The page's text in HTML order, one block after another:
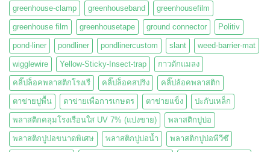
greenhouse-clamp greenhouseband greenhousefilm
greenhouse film greenhousetape ground connector Politiv
pond-liner pondliner pondlinercustom slant weed-barrier-mat
wigglewire Yellow-Sticky-Insect-trap กาวดักแมลง
คลิ๊ปล็อคพลาสติกโรงเรื คลิ๊ปล็อคสปริง คลิ๊ปล้อคพลาสติก
ตาข่ายปูพื้น ตาข่ายเพื่อการเกษตร ตาข่ายแข็ง ปะกับเหล็ก
พลาสติกคลุมโรงเรือนใส UV 7% (แบ่งขาย) พลาสติกปูบ่อ
พลาสติกปูบ่อขนาดพิเศษ พลาสติกปูบ่อน้ำ พลาสติกปูบ่อพีวีซ๊